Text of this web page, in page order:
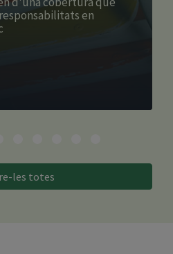
en
les totes